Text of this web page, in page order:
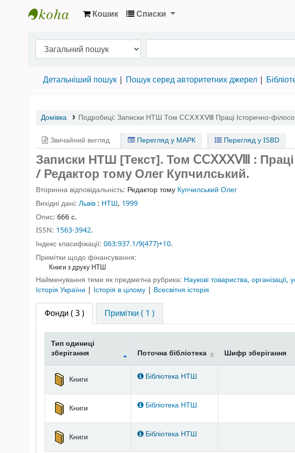
Кошик Списки
Детальніший пошук Пошук серед авторитетних джерел
Домівка Подробиці: Записки НТШ Том ⅭⅭⅩⅩⅩⅧ Праці Історично-
Звичайний вигляд Перегляд у МАРК Перегляд у ISBD
Записки НТШ [Текст].Том ⅭⅭⅩⅩⅩⅧ :
/ Редактор тому Олег Купчилський.
Вторинна відповідальність: Редактор тому Купчилський Олег
Вихідні дані: Львів : НТШ, 1999
Опис: 666 с.
ISSN: 1563-3942.
Індекс класифікації: 063:937.1/9(477)+10.
Примітки щодо фінансування:
Книги з друку НТШ
Найменування теми як предметна рубрика: Наукові товариства, організації,
Історія України | Історія в цілому | Всесвітня історія
Фонди ( 3 ) Примітки ( 1 )
Тип одиниці
зберігання
Поточна бібліотека Шифр зберігання
Книги Бібліотека НТШ
Книги Бібліотека НТШ
Книги Бібліотека НТШ